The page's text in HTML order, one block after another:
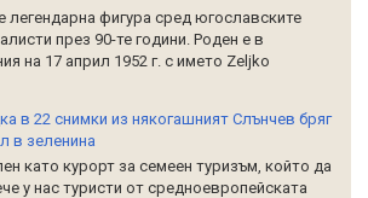
легендарна фигура сред югославските
през 90-те години. Роден е в
на 17 април 1952 г. с името Zeljko
в 22 снимки из някогашният Слънчев бряг
в зеленина
като курорт за семеен туризъм, който да
у нас туристи от средноевропейската